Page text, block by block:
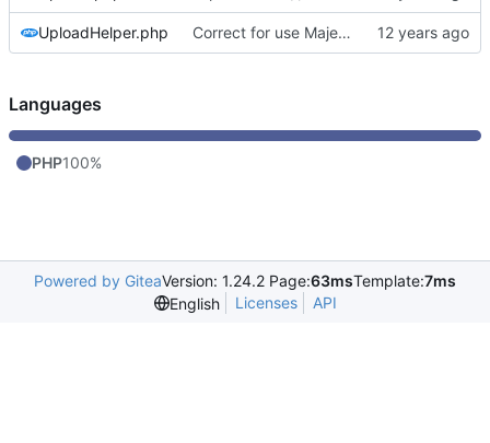
UploadHelper.php Correct for use Majestic namespace
Languages
PHP100%
Powered by GiteaVersion: 1.24.2 Page:63msTemplate:7ms
English
Licenses API